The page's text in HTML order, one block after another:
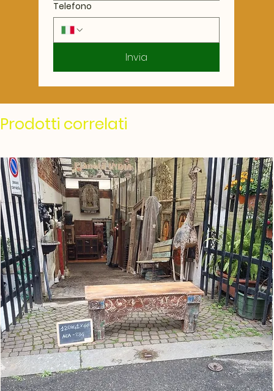
Telefono
Invia
Prodotti correlati